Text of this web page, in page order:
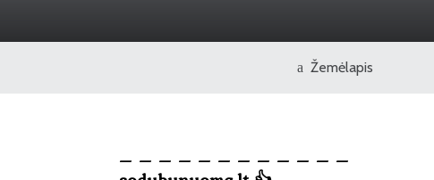
Žemėlapis
– – – – – – – – – – – –